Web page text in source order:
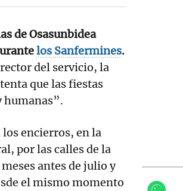
de Osasunbidea
los Sanfermines.
del servicio, la
que las fiestas
humanas”.
los encierros, en la
por las calles de la
antes de julio y
el mismo momento